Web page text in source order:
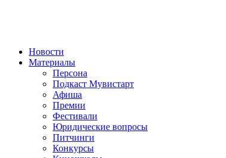
Новости
Материалы
Персона
Подкаст Мувистарт
Афиша
Премии
Фестивали
Юридические вопросы
Питчинги
Конкурсы